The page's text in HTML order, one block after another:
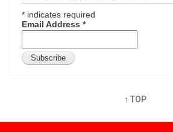
* indicates required
Email Address *
↑ TOP